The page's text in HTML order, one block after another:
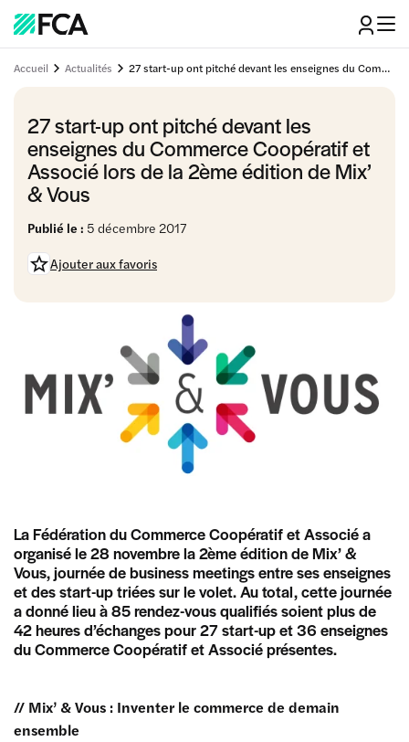
Accueil Actualités 27 start-up ont pitché devant les enseignes du Commerce Coopératif et Associé lors de la 2ème édition de Mix’ & Vous
27 start-up ont pitché devant les
enseignes du Commerce Coopératif et
Associé lors de la 2ème édition de Mix’
& Vous
Publié le : 5 décembre 2017
Ajouter aux favoris
La Fédération du Commerce Coopératif et Associé a
organisé le 28 novembre la 2ème édition de Mix’ &
Vous, journée de business meetings entre ses enseignes
et des start-up triées sur le volet. Au total, cette journée
a donné lieu à 85 rendez-vous qualifiés soient plus de
42 heures d’échanges pour 27 start-up et 36 enseignes
du Commerce Coopératif et Associé présentes.
// Mix’ & Vous : Inventer le commerce de demain
ensemble